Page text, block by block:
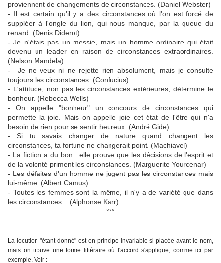
proviennent de changements de circonstances. (Daniel Webster)
- Il est certain qu'il y a des circonstances où l'on est forcé de
suppléer à l'ongle du lion, qui nous manque, par la queue du
renard. (Denis Diderot)
- Je n'étais pas un messie, mais un homme ordinaire qui était
devenu un leader en raison de circonstances extraordinaires.
(Nelson Mandela)
- Je ne veux ni ne rejette rien absolument, mais je consulte
toujours les circonstances. (Confucius)
- L'attitude, non pas les circonstances extérieures, détermine le
bonheur. (Rebecca Wells)
- On appelle "bonheur" un concours de circonstances qui
permette la joie. Mais on appelle joie cet état de l'être qui n'a
besoin de rien pour se sentir heureux. (André Gide)
- Si tu savais changer de nature quand changent les
circonstances, ta fortune ne changerait point. (Machiavel)
- La fiction a du bon : elle prouve que les décisions de l'esprit et
de la volonté priment les circonstances. (Marguerite Yourcenar)
- Les défaites d'un homme ne jugent pas les circonstances mais
lui-même. (Albert Camus)
- Toutes les femmes sont la même, il n'y a de variété que dans
les circonstances. (Alphonse Karr)
°°°
La locution "étant donné" est en principe invariable si placée avant le nom,
mais on trouve une forme littéraire où l'accord s'applique, comme ici par
exemple. Voir :